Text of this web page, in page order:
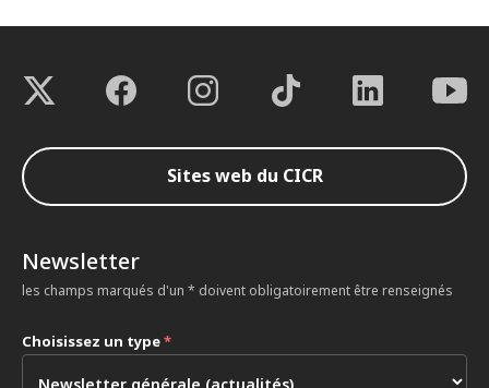
Sites web du CICR
Newsletter
les champs marqués d'un * doivent obligatoirement être renseignés
Choisissez un type*